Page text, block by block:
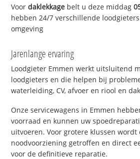
Voordaklekkage belt u deze middag
hebben 24/7 verschillende
omgeving
Jarenlange ervaring
Loodgieter Emmen werkt uitsluitend
loodgieters en die helpen bij
waterleiding, CV, afvoer en riool en
Onze servicewagens in Emmen
voorraad en kunnen uw
uitvoeren. Voor grotere klussen wordt
noodvoorziening getroffen en direct
voor de definitieve reparatie.